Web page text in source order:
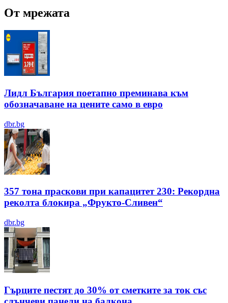
От мрежата
Лидл България поетапно преминава към
обозначаване на цените само в евро
dbr.bg
357 тона праскови при капацитет 230: Рекордна
реколта блокира „Фрукто-Сливен“
dbr.bg
Гърците пестят до 30% от сметките за ток със